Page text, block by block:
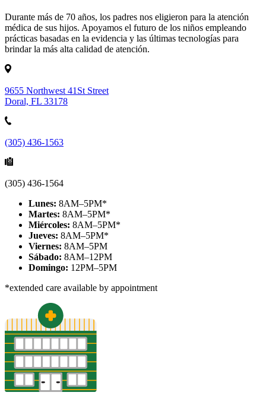
Durante más de 70 años, los padres nos eligieron para la atención
médica de sus hijos. Apoyamos el futuro de los niños empleando
prácticas basadas en la evidencia y las últimas tecnologías para
brindar la más alta calidad de atención.
9655 Northwest 41St Street
Doral, FL 33178
(305) 436-1563
(305) 436-1564
Lunes: 8AM–5PM*
Martes: 8AM–5PM*
Miércoles: 8AM–5PM*
Jueves: 8AM–5PM*
Viernes: 8AM–5PM
Sábado: 8AM–12PM
Domingo: 12PM–5PM
*extended care available by appointment